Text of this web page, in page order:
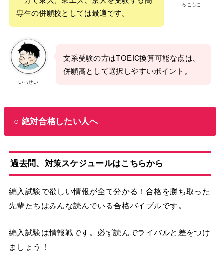
ろこもこ
専生の併願校としては最適です。
いっせい
文系受験の方はTOEIC換算可能な点は、
併願高として選択しやすいポイント。
○ 絶対合格したい人へ
過去問、対策スケジュールはこちらから
編入試験で欲しい情報が全て分かる！合格を勝ち取った
先輩たちはみんな読んでいる合格バイブルです。
編入試験は情報戦です。必ず読んでライバルと差をつけ
ましょう！